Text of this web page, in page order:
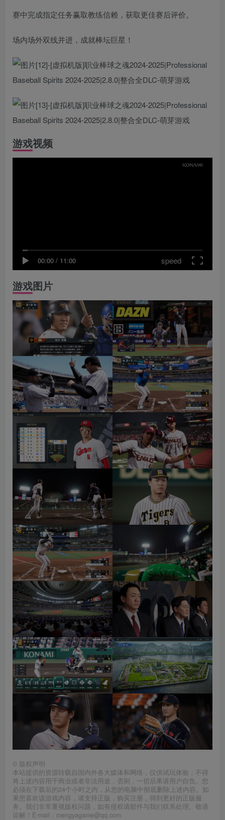
赛中完成指定任务赢取教练信赖，获取更佳赛后评价。
场内场外双线并进，成就棒坛巨星！
游戏视频
00:00 / 11:00 speed
游戏图片
© 版权声明
本站提供的资源转载自国内外各大媒体和网络，仅供试玩体验；不得
将上述内容用于商业或者非法用途，否则，一切后果请用户自负。您
必须在下载后的24个小时之内，从您的电脑中彻底删除上述内容。如
果您喜欢该游戏内容，请支持正版，购买注册，得到更好的正版服
务。我们非常重视版权问题，如有侵权请邮件与我们联系处理。敬请
谅解！E-mail：mengyagame@qq.com